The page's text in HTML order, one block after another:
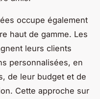
occupe également
haut de gamme. Les
leurs clients
personnalisées, en
de leur budget et de
Cette approche sur